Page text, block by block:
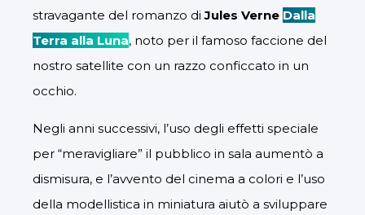
stravagante del romanzo diJules Verne Dalla
Terra alla Luna, noto per il famoso faccione del
nostro satellite con un razzo conficcato in un
occhio.
Negli anni successivi, l’uso degli effetti speciale
per “meravigliare” il pubblico in sala aumentò a
dismisura, e l’avvento del cinema a colori e l’uso
della modellistica in miniatura aiutò a sviluppare